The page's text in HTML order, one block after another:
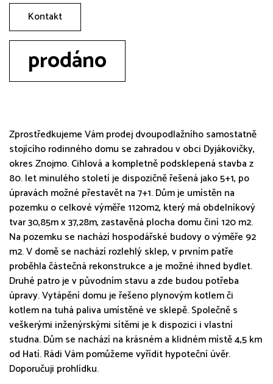
Kontakt
prodáno
Zprostředkujeme Vám prodej dvoupodlažního samostatně
stojícího rodinného domu se zahradou v obci Dyjákovičky,
okres Znojmo. Cihlová a kompletně podsklepená stavba z
80. let minulého století je dispozičně řešená jako 5+1, po
úpravách možné přestavět na 7+1. Dům je umístěn na
pozemku o celkové výměře 1120m2, který má obdelníkový
tvar 30,85m x 37,28m, zastavěná plocha domu činí 120 m2.
Na pozemku se nachází hospodářské budovy o výměře 92
m2. V domě se nachází rozlehlý sklep, v prvním patře
proběhla částečná rekonstrukce a je možné ihned bydlet.
Druhé patro je v původním stavu a zde budou potřeba
úpravy. Vytápění domu je řešeno plynovým kotlem či
kotlem na tuhá paliva umístěné ve sklepě. Společně s
veškerými inženýrskými sítěmi je k dispozici i vlastní
studna. Dům se nachází na krásném a klidném místě 4,5 km
od Hatí. Rádi Vám pomůžeme vyřídit hypoteční úvěr.
Doporučuji prohlídku.